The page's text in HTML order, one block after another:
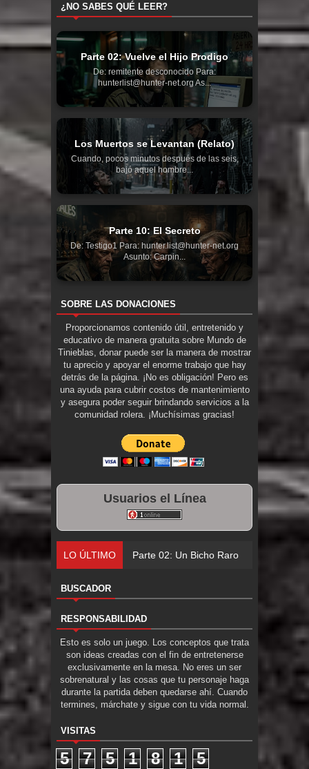
¿NO SABES QUÉ LEER?
Parte 02: Vuelve el Hijo Prodigo
De: remitente desconocido Para:
hunterlist@hunter-net.org As...
Los Muertos se Levantan (Relato)
Cuando, pocos minutos después de las seis,
bajó aquel hombre...
Parte 10: El Secreto
De: Testigo1 Para: hunter.list@hunter-net.org
Asunto: Carpin...
SOBRE LAS DONACIONES
Proporcionamos contenido útil, entretenido y
educativo de manera gratuita sobre Mundo de
Tinieblas, donar puede ser la manera de mostrar
tu aprecio y apoyar el enorme trabajo que hay
detrás de la página. ¡No es obligación! Pero es
una ayuda para cubrir costos de mantenimiento
y asegura poder seguir brindando servicios a la
comunidad rolera. ¡Muchísimas gracias!
Usuarios el Línea
LO ÚLTIMO Parte 02: Un Bicho Raro
BUSCADOR
RESPONSABILIDAD
Esto es solo un juego. Los conceptos que trata
son ideas creadas con el fin de entretenerse
exclusivamente en la mesa. No eres un ser
sobrenatural y las cosas que tu personaje haga
durante la partida deben quedarse ahí. Cuando
termines, márchate y sigue con tu vida normal.
VISITAS
5 7 5 1 8 1 5